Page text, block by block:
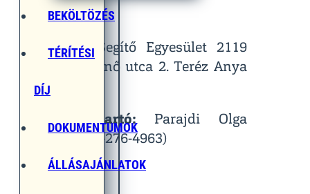
BEKÖLTÖZÉS
TÉRÍTÉSI
DÍJ
DOKUMENTUMOK
ÁLLÁSAJÁNLATOK
Helyszín:
Egymást Segítő Egyesület 2119
Pécel, Pihenő utca 2. Teréz Anya
Terem
Kapcsolattartó:Parajdi Olga
(Tel.: 06-30-276-4963)